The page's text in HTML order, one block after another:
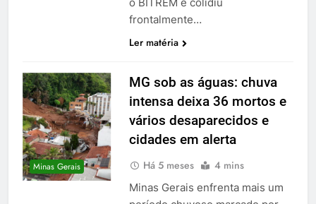
frontalmente…
Ler matéria
Minas Gerais
MG sob as águas: chuva
intensa deixa 36 mortos e
vários desaparecidos e
cidades em alerta
Há 5 meses 4 mins
Minas Gerais enfrenta mais um